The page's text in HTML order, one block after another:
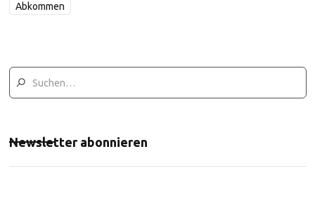
Abkommen
Newsletter abonnieren